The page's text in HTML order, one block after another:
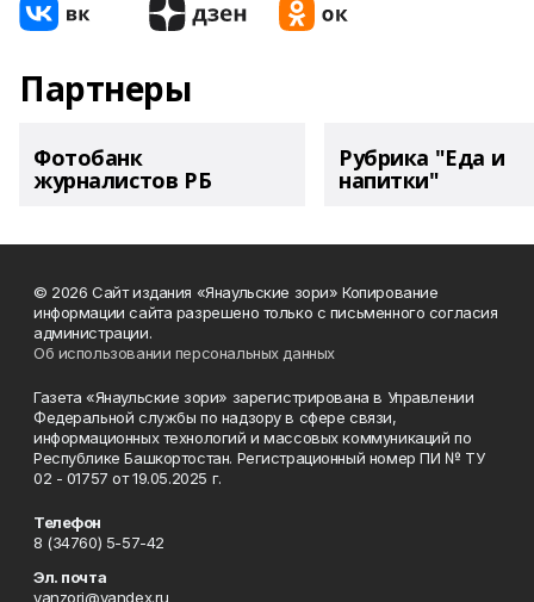
Партнеры
Фотобанк
журналистов РБ
Рубрика "Еда и
напитки"
© 2026 Сайт издания «Янаульские зори» Копирование
информации сайта разрешено только с письменного согласия
администрации.
Об использовании персональных данных
Газета «Янаульские зори» зарегистрирована в Управлении
Федеральной службы по надзору в сфере связи,
информационных технологий и массовых коммуникаций по
Республике Башкортостан. Регистрационный номер ПИ № ТУ
02 - 01757 от 19.05.2025 г.
Телефон
8 (34760) 5-57-42
Эл. почта
yanzori@yandex.ru